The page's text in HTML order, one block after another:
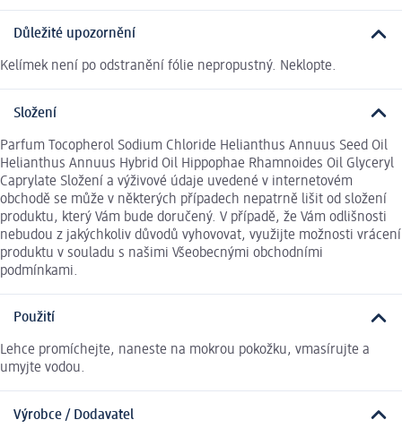
Důležité upozornění
Kelímek není po odstranění fólie nepropustný. Neklopte.
Složení
Parfum Tocopherol Sodium Chloride Helianthus Annuus Seed Oil
Helianthus Annuus Hybrid Oil Hippophae Rhamnoides Oil Glyceryl
Caprylate Složení a výživové údaje uvedené v internetovém
obchodě se může v některých případech nepatrně lišit od složení
produktu, který Vám bude doručený. V případě, že Vám odlišnosti
nebudou z jakýchkoliv důvodů vyhovovat, využijte možnosti vrácení
produktu v souladu s našimi Všeobecnými obchodními
podmínkami.
Použití
Lehce promíchejte, naneste na mokrou pokožku, vmasírujte a
umyjte vodou.
Výrobce / Dodavatel